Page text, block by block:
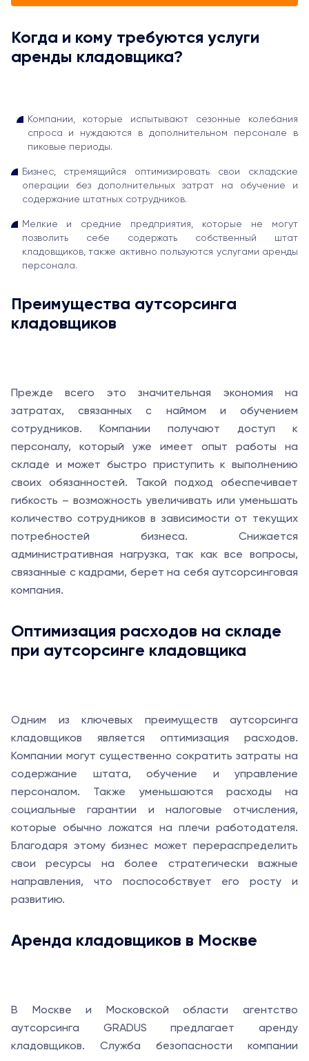
Когда и кому требуются услуги
аренды кладовщика?
Компании, которые испытывают сезонные колебания
спроса и нуждаются в дополнительном персонале в
пиковые периоды.
Бизнес, стремящийся оптимизировать свои складские
операции без дополнительных затрат на обучение и
содержание штатных сотрудников.
Мелкие и средние предприятия, которые не могут
позволить себе содержать собственный штат
кладовщиков, также активно пользуются услугами аренды
персонала.
Преимущества аутсорсинга
кладовщиков
Прежде всего это значительная экономия на
затратах, связанных с наймом и обучением
сотрудников. Компании получают доступ к
персоналу, который уже имеет опыт работы на
складе и может быстро приступить к выполнению
своих обязанностей. Такой подход обеспечивает
гибкость – возможность увеличивать или уменьшать
количество сотрудников в зависимости от текущих
потребностей бизнеса. Снижается
административная нагрузка, так как все вопросы,
связанные с кадрами, берет на себя аутсорсинговая
компания.
Оптимизация расходов на складе
при аутсорсинге кладовщика
Одним из ключевых преимуществ аутсорсинга
кладовщиков является оптимизация расходов.
Компании могут существенно сократить затраты на
содержание штата, обучение и управление
персоналом. Также уменьшаются расходы на
социальные гарантии и налоговые отчисления,
которые обычно ложатся на плечи работодателя.
Благодаря этому бизнес может перераспределить
свои ресурсы на более стратегически важные
направления, что поспособствует его росту и
развитию.
Аренда кладовщиков в Москве
В Москве и Московской области агентство
аутсорсинга GRADUS предлагает аренду
кладовщиков. Служба безопасности компании